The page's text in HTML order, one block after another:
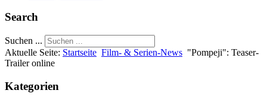
Search
Suchen ...
Aktuelle Seite: Startseite Film- & Serien-News "Pompeji": Teaser-
Trailer online
Kategorien